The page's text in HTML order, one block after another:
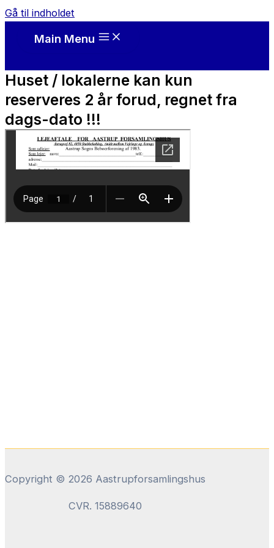
Gå til indholdet
Main Menu
Huset / lokalerne kan kun
reserveres 2 år forud, regnet fra
dags-dato !!!
Copyright © 2026 Aastrupforsamlingshus
CVR. 15889640